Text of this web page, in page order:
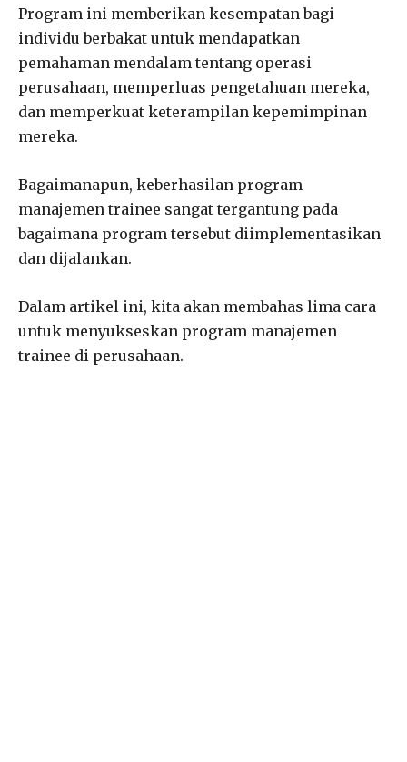
Program ini memberikan kesempatan bagi
individu berbakat untuk mendapatkan
pemahaman mendalam tentang operasi
perusahaan, memperluas pengetahuan mereka,
dan memperkuat keterampilan kepemimpinan
mereka.
Bagaimanapun, keberhasilan program
manajemen trainee sangat tergantung pada
bagaimana program tersebut diimplementasikan
dan dijalankan.
Dalam artikel ini, kita akan membahas lima cara
untuk menyukseskan program manajemen
trainee di perusahaan.